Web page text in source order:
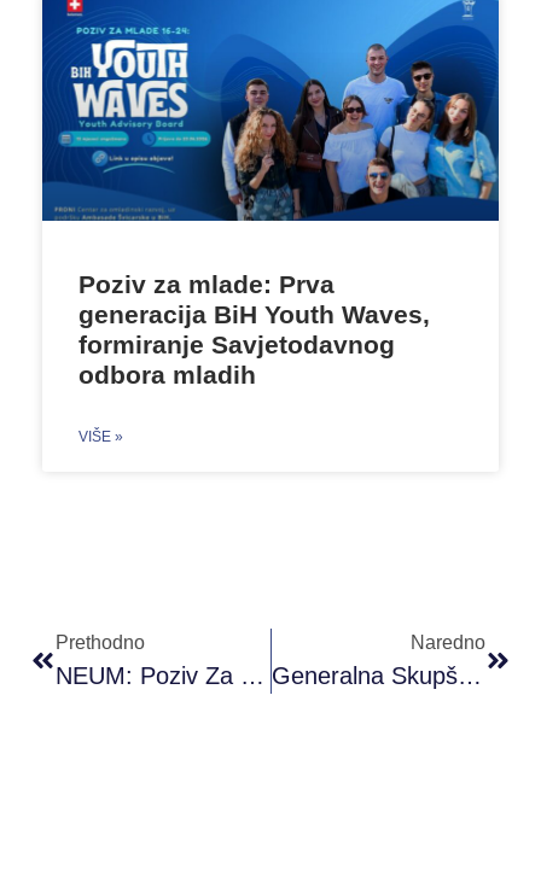
Poziv za mlade: Prva
generacija BiH Youth Waves,
formiranje Savjetodavnog
odbora mladih
VIŠE »
Prethodno
NEUM: Poziv Za Učesnike/ce – PRONI Akademija Omladinskog Rada – Modul 5 I 6
Naredno
Generalna Skupština Youth Express Network